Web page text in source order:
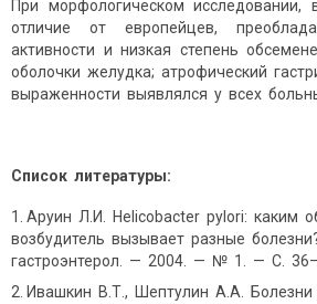
При морфологическом исследовании,
отличие от европейцев,
активности и низкая степень
оболочки желудка; атрофический
выраженности выявлялся у всех
Список литературы:
Аруин Л.И. Helicobacter pylori: каким
возбудитель вызывает разные
гастроэнтерол. — 2004. — № 1. — С.
Ивашкин В.Т., Шептулин А.А.